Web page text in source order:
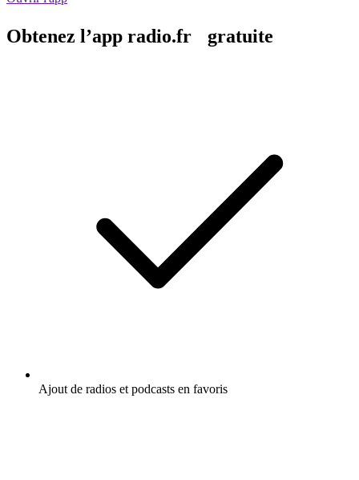
Obtenez l’app radio.fr gratuite
Ajout de radios et podcasts en favoris